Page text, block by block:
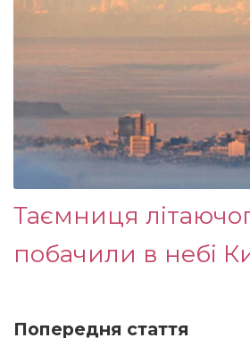
Таємниця
побачили в небі
Попередня стаття